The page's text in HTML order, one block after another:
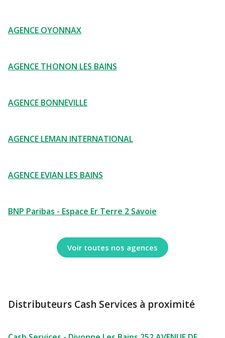
AGENCE OYONNAX
AGENCE THONON LES BAINS
AGENCE BONNEVILLE
AGENCE LEMAN INTERNATIONAL
AGENCE EVIAN LES BAINS
BNP Paribas - Espace Er Terre 2 Savoie
Voir toutes nos agences
Distributeurs Cash Services à proximité